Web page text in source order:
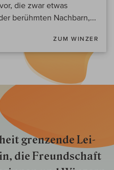
die zwar etwas
berühmten Nachbarn,...
ZUM WINZER
gren­zende Lei­
die Freund­schaft